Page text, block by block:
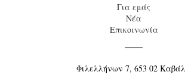
Για εμάς
Νέα
Επικοινωνία
Φιλελλήνων 7, 653 02